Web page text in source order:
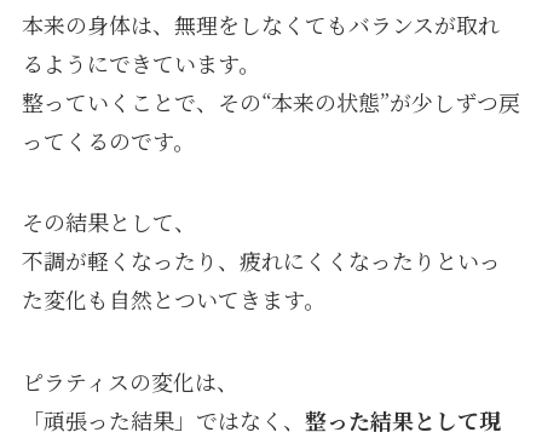
本来の身体は、無理をしなくてもバランスが取れ
るようにできています。
整っていくことで、その“本来の状態”が少しずつ戻
ってくるのです。
その結果として、
不調が軽くなったり、疲れにくくなったりといっ
た変化も自然とついてきます。
ピラティスの変化は、
「頑張った結果」ではなく、 整った結果として現